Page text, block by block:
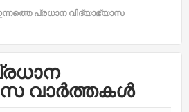
പ്രധാന വിദ്യാഭ്യാസ
വാർത്തകൾ